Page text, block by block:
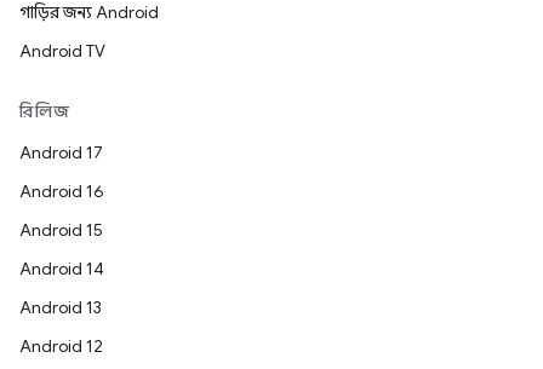
গাড়ির জন্য Android
Android TV
রিলিজ
Android 17
Android 16
Android 15
Android 14
Android 13
Android 12